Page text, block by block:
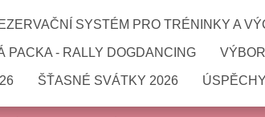
SYSTÉM PRO TRÉNINKY A
PACKA - RALLY DOGDANCING
ŠŤASNÉ SVÁTKY 2026